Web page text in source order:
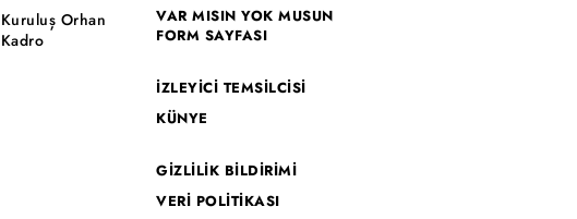
Kuruluş Orhan
Kadro
VAR MISIN YOK MUSUN
FORM SAYFASI
İZLEYİCİ TEMSİLCİSİ
KÜNYE
GİZLİLİK BİLDİRİMİ
VERİ POLİTİKASI